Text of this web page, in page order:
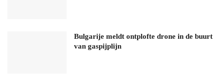
Bulgarije meldt ontplofte drone in de buurt
van gaspijplijn